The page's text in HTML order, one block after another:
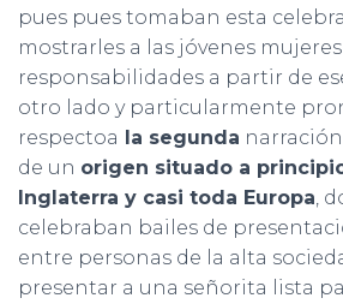
pues pues tomaban esta
mostrarles a las jóvenes
responsabilidades a partir de
otro lado y particularmente
respectoa la segunda
de un origen situado a
Inglaterra y casi toda Europa,
celebraban bailes de
entre personas de la alta
presentar a una señorita lista